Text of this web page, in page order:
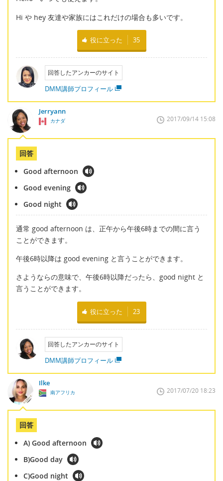
Hi や hey 友達や家族にはこれだけの場合も多いです。
役に立った 35
回答したアンカーのサイト
DMM講師プロフィール
Jerryann
カナダ 2017/09/14 15:08
回答
Good afternoon
Good evening
Good night
通常 good afternoon は、正午から午後6時までの間に言う
ことができます。
午後6時以降は good evening と言うことができます。
さようならの意味で、午後6時以降だったら、good night と
言うことができます。
役に立った 23
回答したアンカーのサイト
DMM講師プロフィール
Ilke
南アフリカ 2017/07/20 18:23
回答
A) Good afternoon
B)Good day
C)Good night